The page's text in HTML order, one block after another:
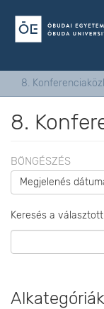
8.
8.
BÖNGÉSZÉS
Megjelenés
Keresés a